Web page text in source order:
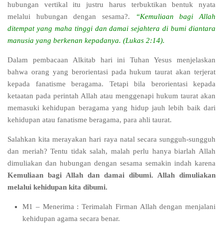
hubungan vertikal itu justru harus terbuktikan bentuk nyata
melalui hubungan dengan sesama?.
“Kemuliaan bagi Allah
ditempat yang maha tinggi dan damai sejahtera di bumi diantara
manusia yang berkenan kepadanya. (Lukas 2:14).
Dalam pembacaan Alkitab hari ini Tuhan Yesus menjelaskan
bahwa orang yang berorientasi pada hukum taurat akan terjerat
kepada fanatisme beragama. Tetapi bila berorientasi kepada
ketaatan pada perintah Allah atau menggenapi hukum taurat akan
memasuki kehidupan beragama yang hidup jauh lebih baik dari
kehidupan atau fanatisme beragama, para ahli taurat.
Salahkan kita merayakan hari raya natal secara sungguh-sungguh
dan meriah? Tentu tidak salah, malah perlu hanya biarlah Allah
dimuliakan dan hubungan dengan sesama semakin indah karena
Kemuliaan bagi Allah dan damai dibumi. Allah dimuliakan
melalui kehidupan kita dibumi.
M1 – Menerima : Terimalah Firman Allah dengan menjalani
kehidupan agama secara benar.